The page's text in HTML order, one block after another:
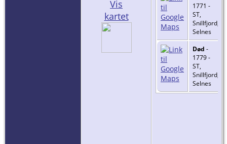
Vis
kartet
1771 -
ST,
Snillfjord,
Selnes
Død -
1779 -
ST,
Snillfjord,
Selnes